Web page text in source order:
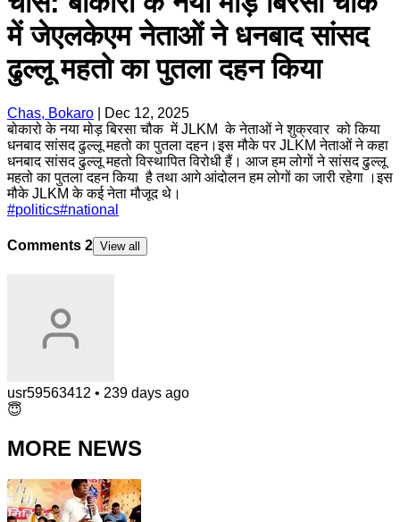
में जेएलकेएम नेताओं ने धनबाद सांसद
ढुल्लू महतो का पुतला दहन किया
Chas, Bokaro
Dec 12, 2025
बोकारो के नया मोड़ बिरसा चौक में JLKM के नेताओं ने शुक्रवार को किया
धनबाद सांसद ढुल्लू महतो का पुतला दहन।इस मौके पर JLKM नेताओं ने कहा
धनबाद सांसद ढुल्लू महतो विस्थापित विरोधी हैं। आज हम लोगों ने सांसद ढुल्लू
महतो का पुतला दहन किया है तथा आगे आंदोलन हम लोगों का जारी रहेगा ।इस
मौके JLKM के कई नेता मौजूद थे।
#politics#national
Comments 2 View all
usr59563412 • 239 days ago
😇
MORE NEWS